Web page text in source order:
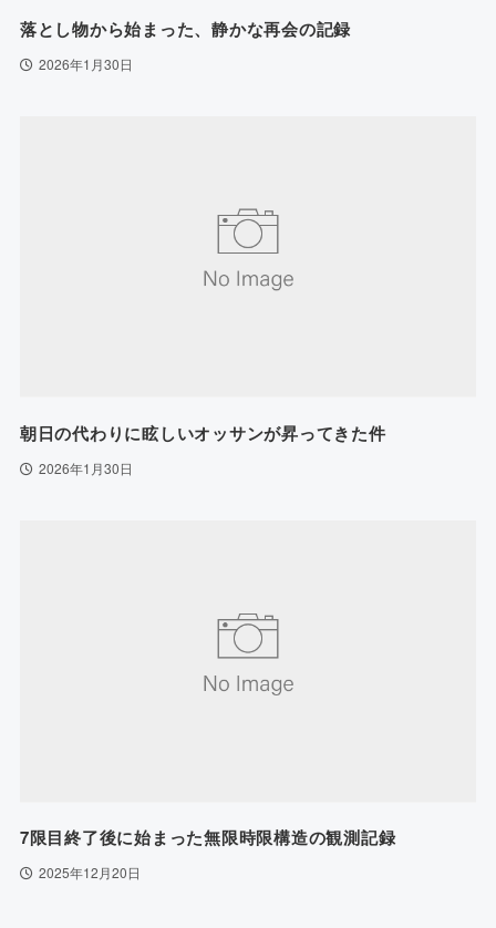
落とし物から始まった、静かな再会の記録
2026年1月30日
朝日の代わりに眩しいオッサンが昇ってきた件
2026年1月30日
7限目終了後に始まった無限時限構造の観測記録
2025年12月20日